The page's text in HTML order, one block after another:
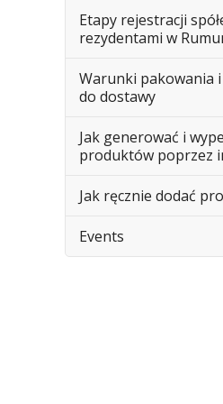
Etapy rejestracji
rezydentami w
Warunki pakowania
do dostawy
Jak generować i
produktów poprzez
Jak ręcznie dodać
Events